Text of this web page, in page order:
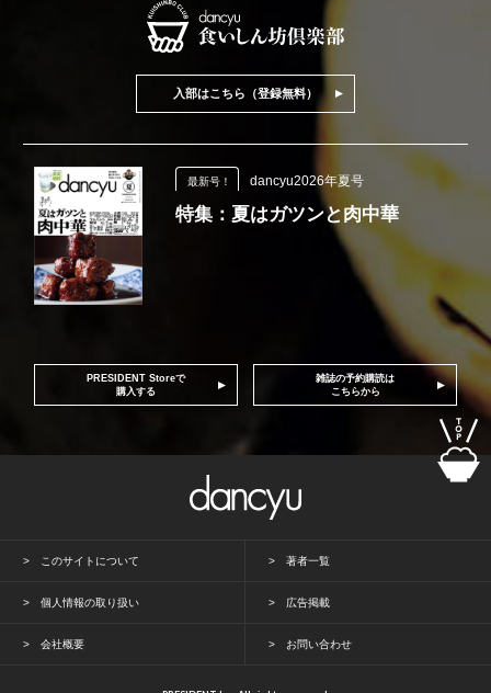
入部はこちら（登録無料）
最新号！ dancyu2026年夏号
特集：夏はガツンと肉中華
PRESIDENT Storeで
購入する
雑誌の予約購読は
こちらから
このサイトについて 著者一覧
個人情報の取り扱い 広告掲載
会社概要 お問い合わせ